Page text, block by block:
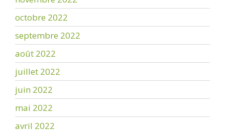
octobre 2022
septembre 2022
août 2022
juillet 2022
juin 2022
mai 2022
avril 2022